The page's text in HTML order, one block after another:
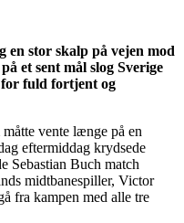
en stor skalp på vejen mod
et sent mål slog Sverige
fuld fortjent og
vente længe på en
eftermiddag krydsede
Sebastian Buch match
midtbanespiller, Victor
fra kampen med alle tre